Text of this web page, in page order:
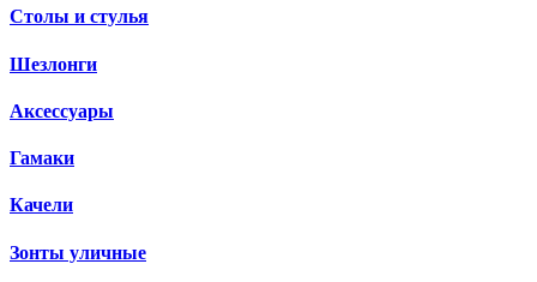
Столы и стулья
Шезлонги
Аксессуары
Гамаки
Качели
Зонты уличные